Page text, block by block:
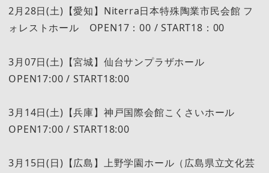
2月28日(土)【愛知】Niterra日本特殊陶業市民会館 フ
ォレストホール OPEN17：00 / START18：00
3月07日(土)【宮城】仙台サンプラザホール
OPEN17:00 / START18:00
3月14日(土)【兵庫】神戸国際会館こくさいホール
OPEN17:00 / START18:00
3月15日(日)【広島】上野学園ホール（広島県立文化芸